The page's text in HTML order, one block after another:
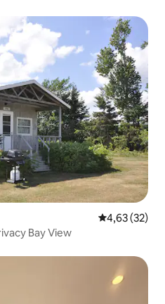
Note
4,63 (32)
Bay View